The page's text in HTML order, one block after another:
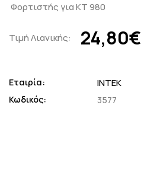
Φορτιστής για ΚΤ 980
Τιμή Λιανικής: 24,80€
Εταιρία: INTEK
Κωδικός: 3577